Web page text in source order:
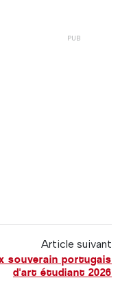
Article suivant
souverain portugais
d'art étudiant 2026